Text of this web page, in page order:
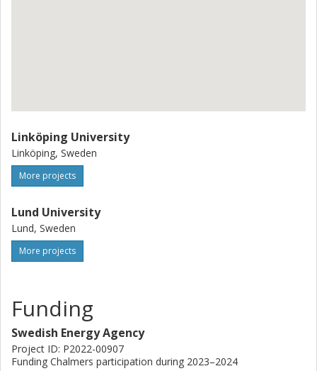
Linköping University
Linköping, Sweden
More projects
Lund University
Lund, Sweden
More projects
Funding
Swedish Energy Agency
Project ID: P2022-00907
Funding Chalmers participation during 2023–2024